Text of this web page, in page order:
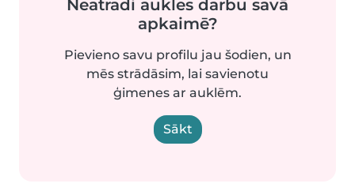
Neatradi aukles darbu savā
apkaimē?
Pievieno savu profilu jau šodien, un
mēs strādāsim, lai savienotu
ģimenes ar auklēm.
Sākt